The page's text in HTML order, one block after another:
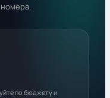
номера.
по бюджету и